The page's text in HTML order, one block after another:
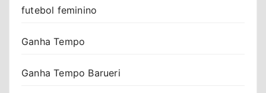
futebol feminino
Ganha Tempo
Ganha Tempo Barueri